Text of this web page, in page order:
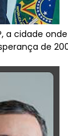
a cidade
de